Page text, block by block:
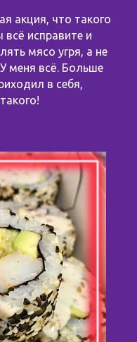
акция, что такого
всё исправите и
мясо угря, а не
меня всё. Больше
в себя,